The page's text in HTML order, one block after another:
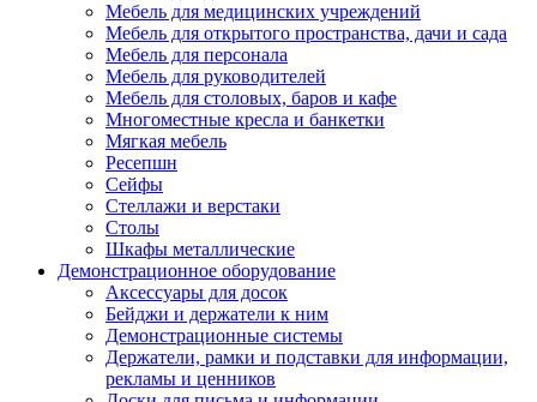
Мебель для медицинских учреждений
Мебель для открытого пространства, дачи и сада
Мебель для персонала
Мебель для руководителей
Мебель для столовых, баров и кафе
Многоместные кресла и банкетки
Мягкая мебель
Ресепшн
Сейфы
Стеллажи и верстаки
Столы
Шкафы металлические
Демонстрационное оборудование
Аксессуары для досок
Бейджи и держатели к ним
Демонстрационные системы
Держатели, рамки и подставки для информации,
рекламы и ценников